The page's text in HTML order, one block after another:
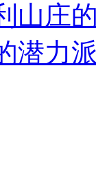
山庄
潜力